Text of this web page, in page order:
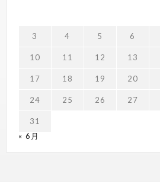
3 4 5 6
10 11 12 13
17 18 19 20
24 25 26 27
31
« 6月